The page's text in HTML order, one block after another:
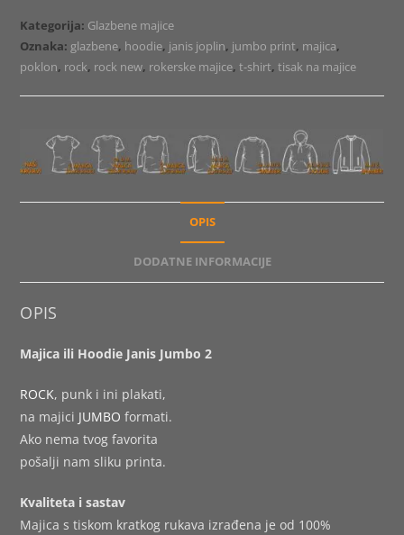
Jumbo
2
količina
Kategorija: Glazbene majice
Oznaka: glazbene, hoodie, janis joplin, jumbo print, majica,
poklon, rock, rock new, rokerske majice,t-shirt,tisak na majice
OPIS
DODATNE INFORMACIJE
OPIS
Majica ili Hoodie Janis Jumbo 2
ROCK, punk i ini plakati,
na majici JUMBO formati.
Ako nema tvog favorita
pošalji nam sliku printa.
Kvaliteta i sastav
Majica s tiskom kratkog rukava izrađena je od 100%